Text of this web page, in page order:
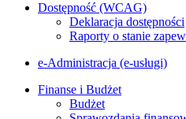
Dostępność (WCAG)
Deklaracja dostępności
Raporty o stanie
e-Administracja (e-usługi)
Finanse i Budżet
Budżet